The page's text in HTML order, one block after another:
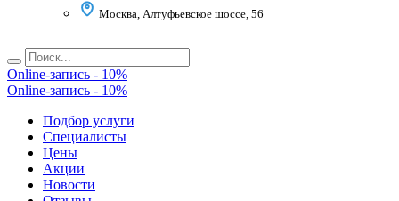
Москва, Алтуфьевское шоссе, 56
Online-запись - 10%
Online-запись - 10%
Подбор услуги
Специалисты
Цены
Акции
Новости